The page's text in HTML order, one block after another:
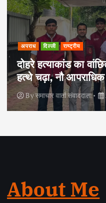
अपराध दिल्ली राष्ट्रीय
दोहरे हत्याकांड का
हत्थे चढ़ा, नौ आपराधिक
Byसमाचार वार्ता संवाददाता
About Me